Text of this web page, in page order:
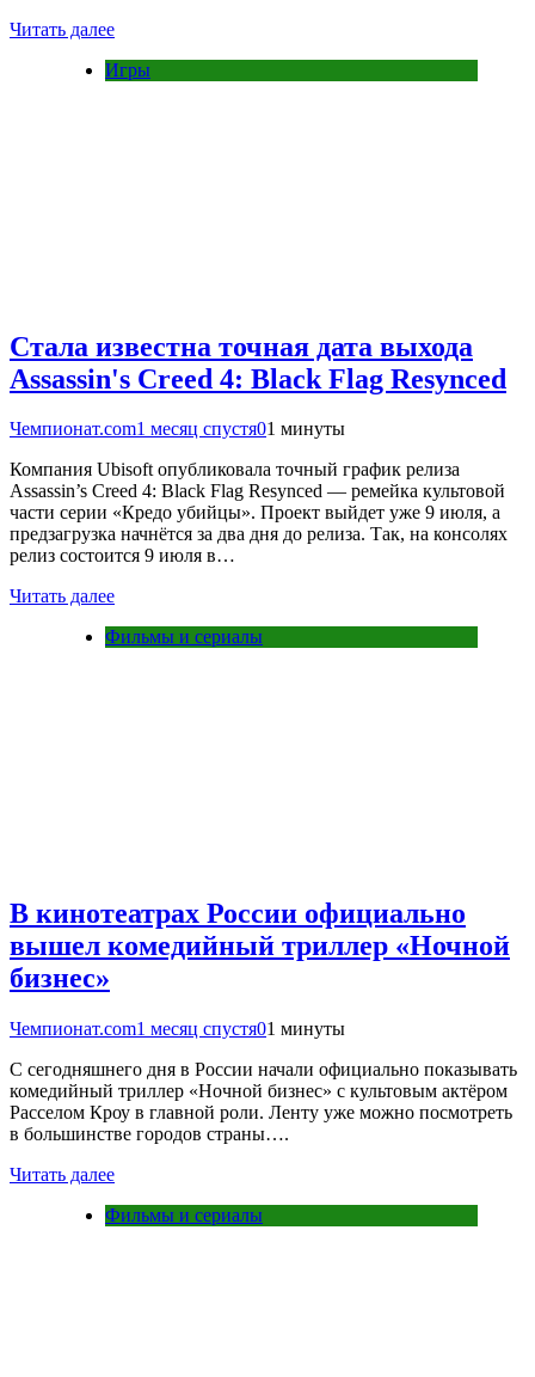
Читать далее
Игры
Стала известна точная дата выхода
Assassin's Creed 4: Black Flag Resynced
Чемпионат.com1 месяц спустя01 минуты
Компания Ubisoft опубликовала точный график релиза
Assassin’s Creed 4: Black Flag Resynced — ремейка культовой
части серии «Кредо убийцы». Проект выйдет уже 9 июля, а
предзагрузка начнётся за два дня до релиза. Так, на консолях
релиз состоится 9 июля в…
Читать далее
Фильмы и сериалы
В кинотеатрах России официально
вышел комедийный триллер «Ночной
бизнес»
Чемпионат.com1 месяц спустя01 минуты
С сегодняшнего дня в России начали официально показывать
комедийный триллер «Ночной бизнес» с культовым актёром
Расселом Кроу в главной роли. Ленту уже можно посмотреть
в большинстве городов страны….
Читать далее
Фильмы и сериалы